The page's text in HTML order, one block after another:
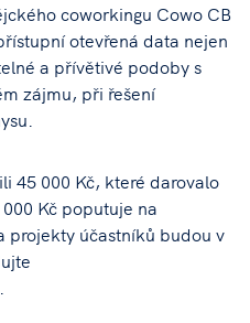
coworkingu Cowo CB
otevřená data nejen
a přívětivé podoby s
zájmu, při řešení
45 000 Kč, které darovalo
Kč poputuje na
projekty účastníků budou v